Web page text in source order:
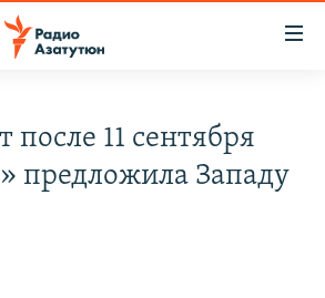
после 11 сентября
предложила Западу